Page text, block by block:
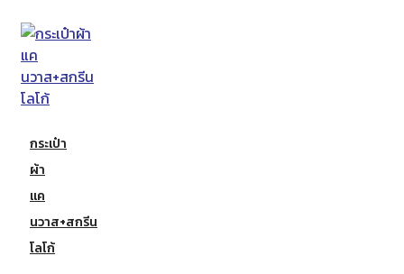
กระเป๋า
ผ้า
แค
นวาส+สกรีน
โลโก้